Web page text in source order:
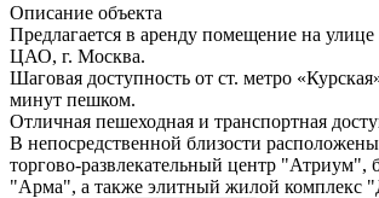
Описание объекта
Предлагается в аренду помещение на
ЦАО, г. Москва.
Шаговая доступность от ст. метро «Курская
минут пешком.
Отличная пешеходная и транспортная
В непосредственной близости
торгово-развлекательный центр "Атриум",
"Арма", а также элитный жилой комплекс